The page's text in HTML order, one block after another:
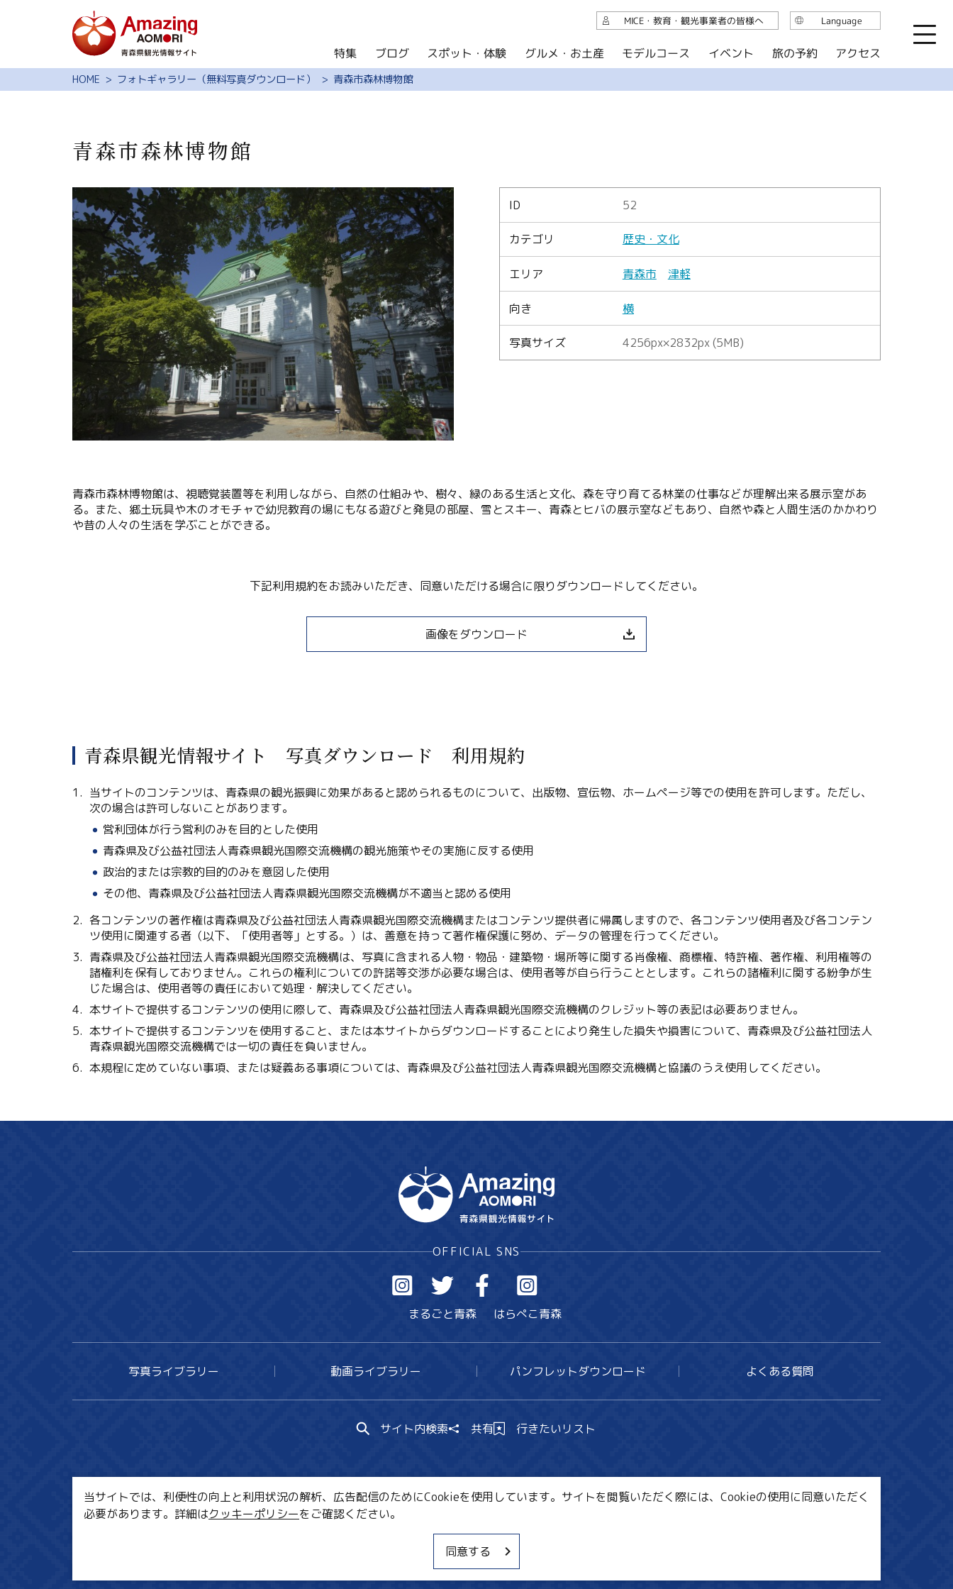
特集
ブログ
スポット・体験
グルメ・お土産
旅の予約
このサイトについて
サイト内検索
行きたいリスト
写真ライブラリー
動画ライブラリー
パンフレットダウンロード
よくある質問
運営組織について
関連リンク集
Language
日本語
繁体中文
HOME フォトギャラリー（無料写真ダウンロード） 青森市森林博物館
青森市森林博物館
ID 52
カテゴリ 歴史・文化
エリア 青森市 津軽
向き 横
写真サイズ 4256px×2832px (5MB)
青森市森林博物館は、視聴覚装置等を利用しながら、自然の仕組みや、樹々、緑のある生活と文化、森を守り育てる林業の仕事などが理解出来る展示室があ
る。また、郷土玩具や木のオモチャで幼児教育の場にもなる遊びと発見の部屋、雪とスキー、青森とヒバの展示室などもあり、自然や森と人間生活のかかわり
や昔の人々の生活を学ぶことができる。
下記利用規約をお読みいただき、同意いただける場合に限りダウンロードしてください。
画像をダウンロード
青森県観光情報サイト 写真ダウンロード 利用規約
当サイトのコンテンツは、青森県の観光振興に効果があると認められるものについて、出版物、宣伝物、ホームページ等での使用を許可します。ただし、
次の場合は許可しないことがあります。
営利団体が行う営利のみを目的とした使用
青森県及び公益社団法人青森県観光国際交流機構の観光施策やその実施に反する使用
政治的または宗教的目的のみを意図した使用
その他、青森県及び公益社団法人青森県観光国際交流機構が不適当と認める使用
各コンテンツの著作権は青森県及び公益社団法人青森県観光国際交流機構またはコンテンツ提供者に帰属しますので、各コンテンツ使用者及び各コンテン
ツ使用に関連する者（以下、「使用者等」とする。）は、善意を持って著作権保護に努め、データの管理を行ってください。
青森県及び公益社団法人青森県観光国際交流機構は、写真に含まれる人物・物品・建築物・場所等に関する肖像権、商標権、特許権、著作権、利用権等の
諸権利を保有しておりません。これらの権利についての許諾等交渉が必要な場合は、使用者等が自ら行うこととします。これらの諸権利に関する紛争が生
じた場合は、使用者等の責任において処理・解決してください。
本サイトで提供するコンテンツの使用に際して、青森県及び公益社団法人青森県観光国際交流機構のクレジット等の表記は必要ありません。
本サイトで提供するコンテンツを使用すること、または本サイトからダウンロードすることにより発生した損失や損害について、青森県及び公益社団法人
青森県観光国際交流機構では一切の責任を負いません。
本規程に定めていない事項、または疑義ある事項については、青森県及び公益社団法人青森県観光国際交流機構と協議のうえ使用してください。
OFFICIAL SNS
まるごと青森 はらぺこ青森
写真ライブラリー 動画ライブラリー パンフレットダウンロード よくある質問
サイト内検索 共有 行きたいリスト
MICE・教育・観光事業者の皆様へ サイトポリシー
Twitter
Facebook
Copy URL
特集 ブログ スポット・体験 グルメ・お土産 モデルコース イベント 旅の予約 アクセス
MICE・教育・観光事業者の皆様へ Language
English
简体中文
当サイトでは、利便性の向上と利用状況の解析、広告配信のためにCookieを使用しています。サイトを閲覧いただく際には、Cookieの使用に同意いただく
必要があります。詳細はクッキーポリシーをご確認ください。
同意する